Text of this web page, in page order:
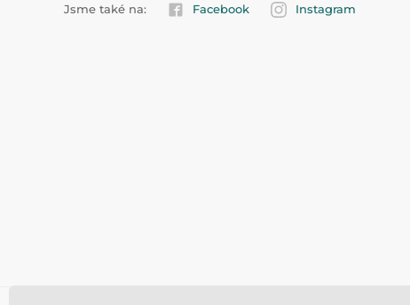
Jsme také na: Facebook Instagram